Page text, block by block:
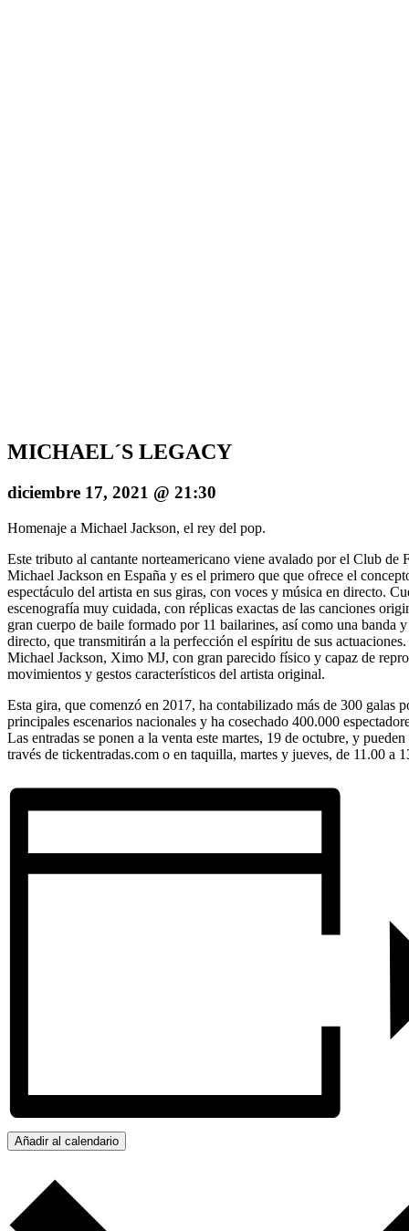
MICHAEL´S LEGACY
diciembre 17, 2021 @ 21:30
Homenaje a Michael Jackson, el rey del pop.
Este tributo al cantante norteamericano viene avalado por el Club de
Michael Jackson en España y es el primero que que ofrece el
espectáculo del artista en sus giras, con voces y música en directo.
escenografía muy cuidada, con réplicas exactas de las canciones
gran cuerpo de baile formado por 11 bailarines, así como una banda
directo, que transmitirán a la perfección el espíritu de sus
Michael Jackson, Ximo MJ, con gran parecido físico y capaz de
movimientos y gestos característicos del artista original.
Esta gira, que comenzó en 2017, ha contabilizado más de 300 galas
principales escenarios nacionales y ha cosechado 400.000
Las entradas se ponen a la venta este martes, 19 de octubre, y
través de tickentradas.com o en taquilla, martes y jueves, de 11.00 a
Añadir al calendario